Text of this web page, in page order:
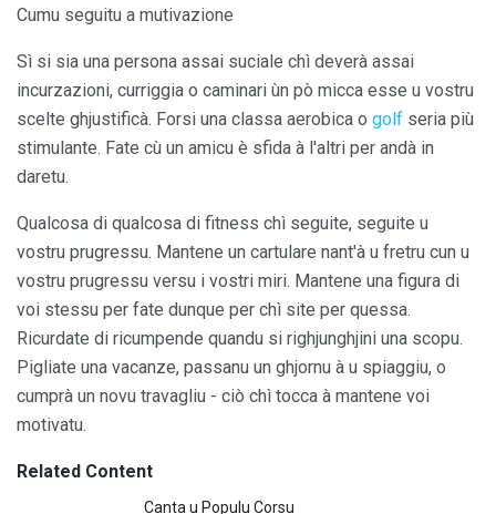
Cumu seguitu a mutivazione
Sì si sia una persona assai suciale chì deverà assai
incurzazioni, curriggia o caminari ùn pò micca esse u vostru
scelte ghjustificà. Forsi una classa aerobica o golf seria più
stimulante. Fate cù un amicu è sfida à l'altri per andà in
daretu.
Qualcosa di qualcosa di fitness chì seguite, seguite u
vostru prugressu. Mantene un cartulare nant'à u fretru cun u
vostru prugressu versu i vostri miri. Mantene una figura di
voi stessu per fate dunque per chì site per quessa.
Ricurdate di ricumpende quandu si righjunghjini una scopu.
Pigliate una vacanze, passanu un ghjornu à u spiaggiu, o
cumprà un novu travagliu - ciò chì tocca à mantene voi
motivatu.
Related Content
Canta u Populu Corsu